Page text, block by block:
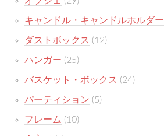
キャンドル・キャンドルホルダー
ダストボックス (12)
ハンガー (25)
バスケット・ボックス (24)
パーティション (5)
フレーム (10)